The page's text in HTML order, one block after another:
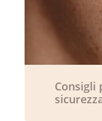
Consigli